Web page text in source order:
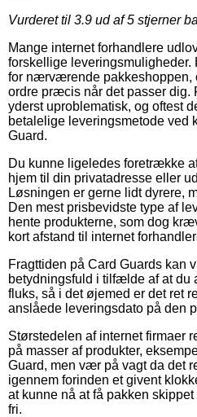
Vurderet til 3.9 ud af 5 stjerner
Mange internet forhandlere
forskellige
for nærværende pakkeshoppen,
ordre præcis når det passer dig.
yderst uproblematisk, og oftest
betalelige leveringsmetode ved
Guard.
Du kunne ligeledes foretrække
hjem til din privatadresse eller
Løsningen er gerne lidt dyrere,
Den mest prisbevidste type af
hente produkterne, som dog
kort afstand til internet
Fragttiden på Card Guards kan
betydningsfuld i tilfælde af at du
fluks, så i det øjemed er det ret
anslåede leveringsdato på den
Størstedelen af internet firmaer
på masser af produkter,
Guard, men vær på vagt da det
igennem forinden et givent
at kunne nå at få pakken
fri.